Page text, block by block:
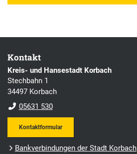
Kontakt
Kreis- und Hansestadt Korbach
Stechbahn 1
34497 Korbach
05631 530
Kontaktformular
Bankverbindungen der Stadt Korbach